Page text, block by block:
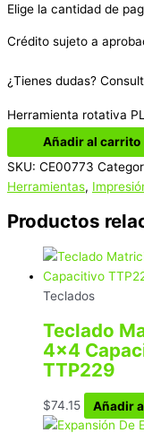
Elige la cantidad de
Crédito sujeto a
¿Tienes dudas?
Herramienta rotativa
Añadir al carrito
SKU: CE00773
Herramientas,
Productos
Teclados
Teclado
4×4
TTP229
$74.15 Añadir